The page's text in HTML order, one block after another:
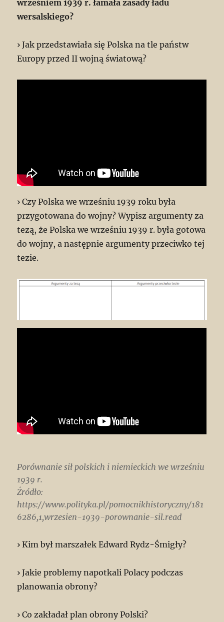
wrześniem 1939 r. łamała zasady ładu
wersalskiego?
› Jak przedstawiała się Polska na tle państw
Europy przed II wojną światową?
› Czy Polska we wrześniu 1939 roku była
przygotowana do wojny? Wypisz argumenty za
tezą, że Polska we wrześniu 1939 r. była gotowa
do wojny, a następnie argumenty przeciwko tej
tezie.
Porównanie sił polskich i niemieckich we wrześniu
1939 r.
Źródło:
https://www.polityka.pl/pomocnikhistoryczny/181
6286,1,wrzesien-1939-porownanie-sil.read
› Kim był marszałek Edward Rydz-Śmigły?
› Jakie problemy napotkali Polacy podczas
planowania obrony?
› Co zakładał plan obrony Polski?